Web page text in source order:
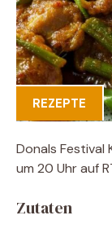
REZEPTE
Donals Festival
um 20 Uhr auf
Zutaten